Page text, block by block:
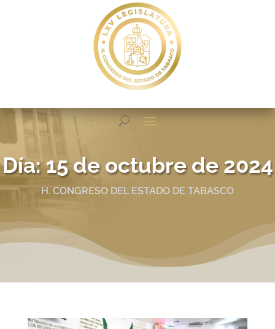
Día:15 de octubre de 2024
H. CONGRESO DEL ESTADO DE TABASCO